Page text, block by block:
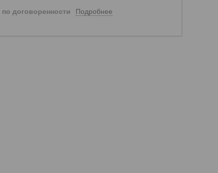
по договоренности Подробнее